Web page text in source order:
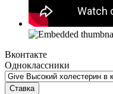
Вконтакте
Одноклассники